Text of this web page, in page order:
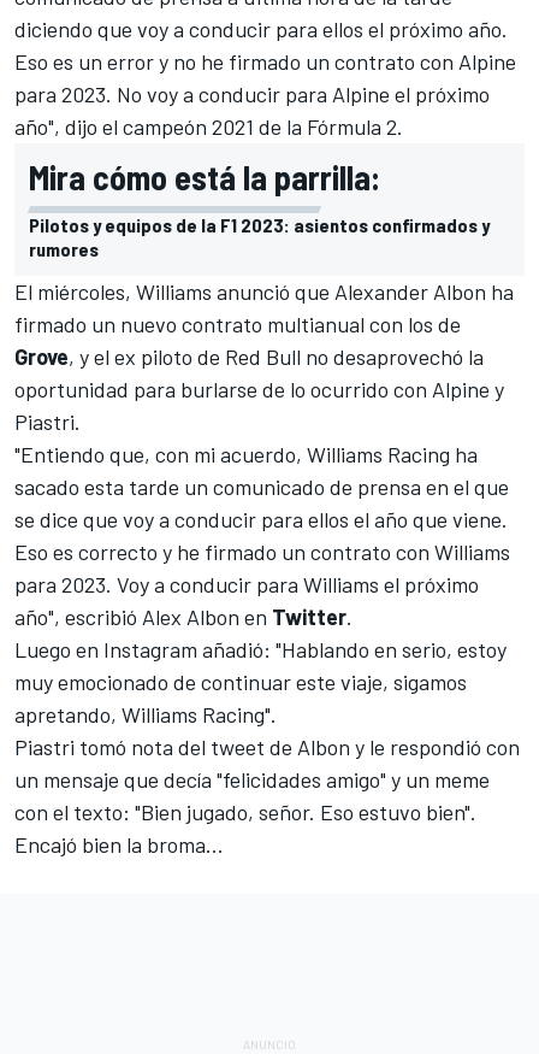
diciendo que voy a conducir para ellos el próximo año.
Eso es un error y no he firmado un contrato con Alpine
para 2023. No voy a conducir para Alpine el próximo
año", dijo el campeón 2021 de la Fórmula 2.
Mira cómo está la parrilla:
Pilotos y equipos de la F1 2023: asientos confirmados y
rumores
El miércoles, Williams anunció que Alexander Albon ha
firmado un nuevo contrato multianual con los de
Grove, y el ex piloto de Red Bull no desaprovechó la
oportunidad para burlarse de lo ocurrido con Alpine y
Piastri.
"Entiendo que, con mi acuerdo, Williams Racing ha
sacado esta tarde un comunicado de prensa en el que
se dice que voy a conducir para ellos el año que viene.
Eso es correcto y he firmado un contrato con Williams
para 2023. Voy a conducir para Williams el próximo
año", escribió Alex Albon en Twitter.
Luego en Instagram añadió: "Hablando en serio, estoy
muy emocionado de continuar este viaje, sigamos
apretando, Williams Racing".
Piastri tomó nota del tweet de Albon y le respondió con
un mensaje que decía "felicidades amigo" y un meme
con el texto: "Bien jugado, señor. Eso estuvo bien".
Encajó bien la broma...